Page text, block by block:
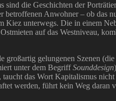
sind die Geschichten der
betroffenen Anwohner – ob das
Kiez unterwegs. Die in einem
auf das Westniveau,
großartig gelungenen Szenen
unter dem BegriffSounddesign
taucht das Wort Kapitalismus
werden, führt kein Weg daran